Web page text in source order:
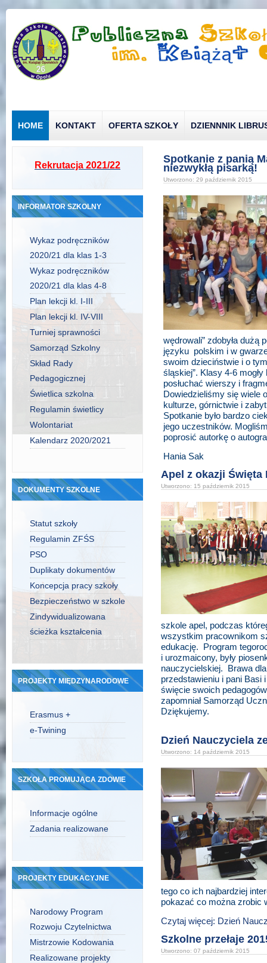
HOME KONTAKT OFERTA SZKOŁY DZIENNNIK
Rekrutacja 2021/22
INFORMATOR SZKOLNY
Wykaz podręczników
2020/21 dla klas 1-3
Wykaz podręczników
2020/21 dla klas 4-8
Plan lekcji kl. I-III
Plan lekcji kl. IV-VIII
Turniej sprawności
Samorząd Szkolny
Skład Rady
Pedagogicznej
Świetlica szkolna
Regulamin świetlicy
Wolontariat
Kalendarz 2020/2021
DOKUMENTY SZKOLNE
Statut szkoły
Regulamin ZFŚS
PSO
Duplikaty dokumentów
Koncepcja pracy szkoły
Bezpieczeństwo w szkole
Zindywidualizowana
ścieżka kształcenia
PROJEKTY MIĘDZYNARODOWE
Erasmus +
e-Twining
SZKOŁA PROMUJĄCA ZDOWIE
Informacje ogólne
Zadania realizowane
PROJEKTY EDUKACYJNE
Narodowy Program
Rozwoju Czytelnictwa
Mistrzowie Kodowania
Realizowane projekty
Spotkanie z panią
niezwykłą pisarką!
Utworzono: 29 październik 2015
wędrowali” zdobyła dużą
języku polskim i w
swoim dzieciństwie i o
śląskiej”. Klasy 4-6
posłuchać wierszy i
Dowiedzieliśmy się wiele
kulturze, górnictwie i
Spotkanie było bardzo
jego uczestników.
poprosić autorkę o
Hania Sak
Apel z okazji
Utworzono: 15 październik 2015
szkole apel, podczas
wszystkim pracownikom
edukację. Program
i urozmaicony, były
nauczycielskiej. Brawa
przedstawieniu i pani Basi
święcie swoich
zapomniał Samorząd
Dziękujemy.
Dzień Nauczyciela
Utworzono: 14 październik 2015
tego co ich najbardziej
pokazać co można zrobic
Czytaj więcej: Dzień
Szkolne przełaje
Utworzono: 07 październik 2015